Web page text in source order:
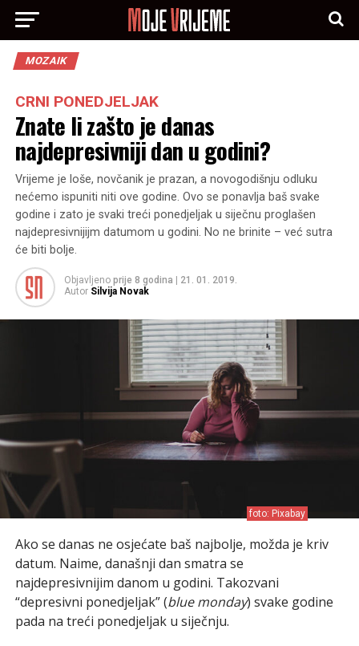
MOZAIK
CRNI PONEDJELJAK
Znate li zašto je danas
najdepresivniji dan u godini?
Vrijeme je loše, novčanik je prazan, a novogodišnju odluku
nećemo ispuniti niti ove godine. Ovo se ponavlja baš svake
godine i zato je svaki treći ponedjeljak u siječnu proglašen
najdepresivnijijm datumom u godini. No ne brinite – već sutra
će biti bolje.
Objavljeno prije 8 godina
21. 01. 2019.
Autor Silvija Novak
foto: Pixabay
Ako se danas ne osjećate baš najbolje, možda je kriv
datum. Naime, današnji dan smatra se
najdepresivnijim danom u godini. Takozvani
“depresivni ponedjeljak” (blue monday) svake godine
pada na treći ponedjeljak u siječnju.